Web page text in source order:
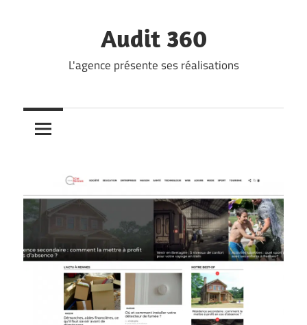
Audit 360
L'agence présente ses réalisations